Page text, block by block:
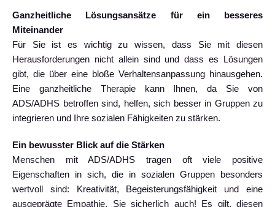
Ganzheitliche Lösungsansätze für ein besseres
Miteinander
Für Sie ist es wichtig zu wissen, dass Sie mit diesen
Herausforderungen nicht allein sind und dass es Lösungen
gibt, die über eine bloße Verhaltensanpassung hinausgehen.
Eine ganzheitliche Therapie kann Ihnen, da Sie von
ADS/ADHS betroffen sind, helfen, sich besser in Gruppen zu
integrieren und Ihre sozialen Fähigkeiten zu stärken.
Ein bewusster Blick auf die Stärken
Menschen mit ADS/ADHS tragen oft viele positive
Eigenschaften in sich, die in sozialen Gruppen besonders
wertvoll sind: Kreativität, Begeisterungsfähigkeit und eine
ausgeprägte Empathie. Sie sicherlich auch! Es gilt, diesen